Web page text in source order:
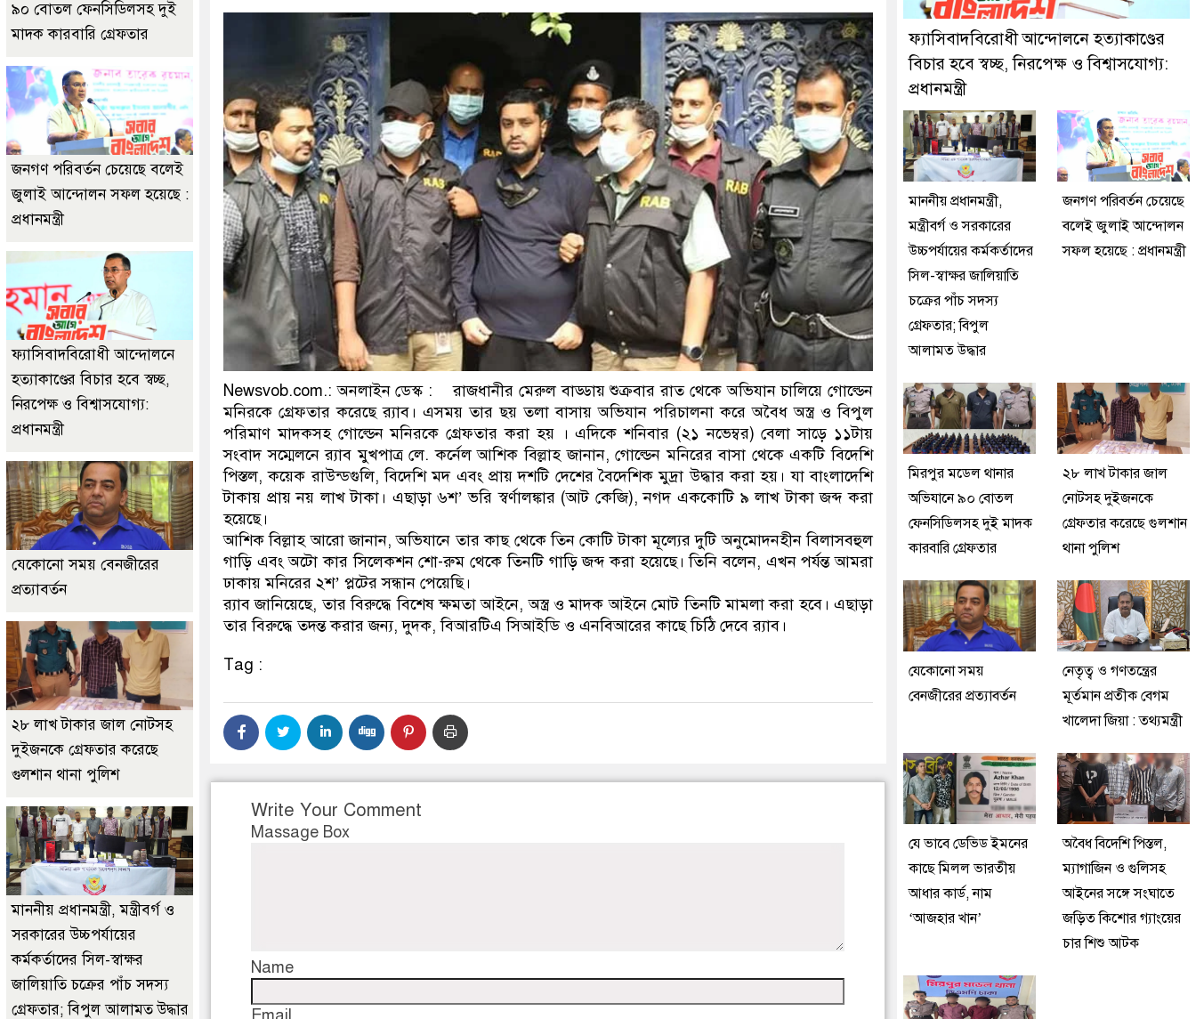
ডাকাতির প্রস্তুতিকালে দুইজনকে গ্রেফতার করেছে মিরপুর মডেল থানা পুলিশ
Newsvob.com.: অনলাইন ডেস্ক : রাজধানীর মেরুল বাড্ডায় শুক্রবার রাত থেকে অভিযান চালিয়ে গোল্ডেন
মনিরকে গ্রেফতার করেছে র‌্যাব। এসময় তার ছয় তলা বাসায় অভিযান পরিচালনা করে অবৈধ অস্ত্র ও বিপুল
পরিমাণ মাদকসহ গোল্ডেন মনিরকে গ্রেফতার করা হয় । এদিকে শনিবার (২১ নভেম্বর) বেলা সাড়ে ১১টায়
সংবাদ সম্মেলনে র‌্যাব মুখপাত্র লে. কর্নেল আশিক বিল্লাহ জানান, গোল্ডেন মনিরের বাসা থেকে একটি বিদেশি
পিস্তল, কয়েক রাউন্ডগুলি, বিদেশি মদ এবং প্রায় দশটি দেশের বৈদেশিক মুদ্রা উদ্ধার করা হয়। যা বাংলাদেশি
টাকায় প্রায় নয় লাখ টাকা। এছাড়া ৬শ’ ভরি স্বর্ণালঙ্কার (আট কেজি), নগদ এককোটি ৯ লাখ টাকা জব্দ করা
হয়েছে।
আশিক বিল্লাহ আরো জানান, অভিযানে তার কাছ থেকে তিন কোটি টাকা মূল্যের দুটি অনুমোদনহীন বিলাসবহুল
গাড়ি এবং অটো কার সিলেকশন শো-রুম থেকে তিনটি গাড়ি জব্দ করা হয়েছে। তিনি বলেন, এখন পর্যন্ত আমরা
ঢাকায় মনিরের ২শ’ প্লটের সন্ধান পেয়েছি।
র‌্যাব জানিয়েছে, তার বিরুদ্ধে বিশেষ ক্ষমতা আইনে, অস্ত্র ও মাদক আইনে মোট তিনটি মামলা করা হবে। এছাড়া
তার বিরুদ্ধে তদন্ত করার জন্য, দুদক, বিআরটিএ সিআইডি ও এনবিআরের কাছে চিঠি দেবে র‌্যাব।
Tag :
Write Your Comment
Massage Box
Name
৯০ বোতল ফেনসিডিলসহ দুই
মাদক কারবারি গ্রেফতার
জনগণ পরিবর্তন চেয়েছে বলেই
জুলাই আন্দোলন সফল হয়েছে :
প্রধানমন্ত্রী
ফ্যাসিবাদবিরোধী আন্দোলনে
হত্যাকাণ্ডের বিচার হবে স্বচ্ছ,
নিরপেক্ষ ও বিশ্বাসযোগ্য:
প্রধানমন্ত্রী
যেকোনো সময় বেনজীরের
প্রত্যাবর্তন
২৮ লাখ টাকার জাল নোটসহ
দুইজনকে গ্রেফতার করেছে
গুলশান থানা পুলিশ
মাননীয় প্রধানমন্ত্রী, মন্ত্রীবর্গ ও
সরকারের উচ্চপর্যায়ের
কর্মকর্তাদের সিল-স্বাক্ষর
জালিয়াতি চক্রের পাঁচ সদস্য
গ্রেফতার; বিপুল আলামত উদ্ধার
ফ্যাসিবাদবিরোধী আন্দোলনে হত্যাকাণ্ডের
বিচার হবে স্বচ্ছ, নিরপেক্ষ ও বিশ্বাসযোগ্য:
প্রধানমন্ত্রী
মাননীয় প্রধানমন্ত্রী,
মন্ত্রীবর্গ ও সরকারের
উচ্চপর্যায়ের কর্মকর্তাদের
সিল-স্বাক্ষর জালিয়াতি
চক্রের পাঁচ সদস্য
গ্রেফতার; বিপুল
আলামত উদ্ধার
জনগণ পরিবর্তন চেয়েছে
বলেই জুলাই আন্দোলন
সফল হয়েছে : প্রধানমন্ত্রী
মিরপুর মডেল থানার
অভিযানে ৯০ বোতল
ফেনসিডিলসহ দুই মাদক
কারবারি গ্রেফতার
২৮ লাখ টাকার জাল
নোটসহ দুইজনকে
গ্রেফতার করেছে গুলশান
থানা পুলিশ
যেকোনো সময়
বেনজীরের প্রত্যাবর্তন
নেতৃত্ব ও গণতন্ত্রের
মূর্তমান প্রতীক বেগম
খালেদা জিয়া : তথ্যমন্ত্রী
যে ভাবে ডেভিড ইমনের
কাছে মিলল ভারতীয়
আধার কার্ড, নাম
‘আজহার খান’
অবৈধ বিদেশি পিস্তল,
ম্যাগাজিন ও গুলিসহ
আইনের সঙ্গে সংঘাতে
জড়িত কিশোর গ্যাংয়ের
চার শিশু আটক